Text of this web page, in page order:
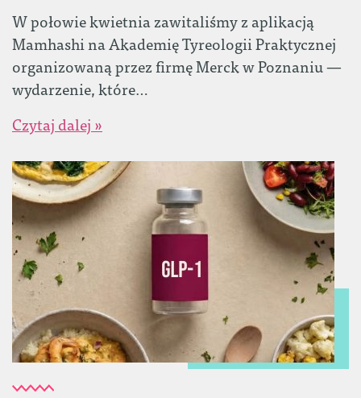
W połowie kwietnia zawitaliśmy z aplikacją
Mamhashi na Akademię Tyreologii Praktycznej
organizowaną przez firmę Merck w Poznaniu —
wydarzenie, które…
Czytaj dalej »